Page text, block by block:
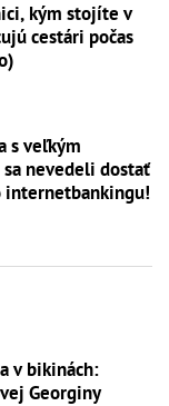
kým stojíte v
cestári počas
s veľkým
nevedeli dostať
internetbankingu!
v bikinách:
Georginy